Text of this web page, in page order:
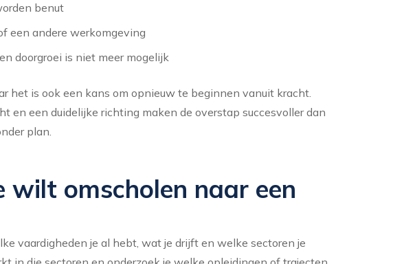
benut
een andere werkomgeving
doorgroei is niet meer mogelijk
het is ook een kans om opnieuw te beginnen vanuit kracht.
en een duidelijke richting maken de overstap succesvoller dan
plan.
wilt omscholen naar een
vaardigheden je al hebt, wat je drijft en welke sectoren je